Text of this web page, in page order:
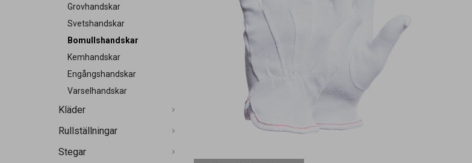
Grovhandskar
Svetshandskar
Bomullshandskar
Kemhandskar
Engångshandskar
Varselhandskar
Kläder
Rullställningar
Stegar